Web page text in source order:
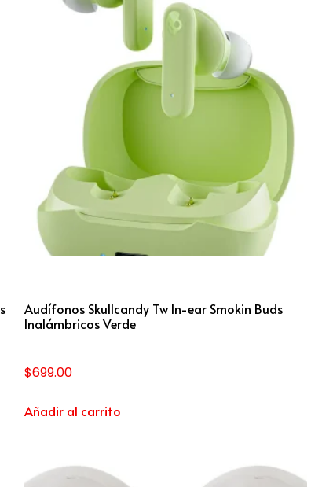
Audífonos Skullcandy Tw In-ear Smokin Buds
Inalámbricos Verde
$699.00
Añadir al carrito